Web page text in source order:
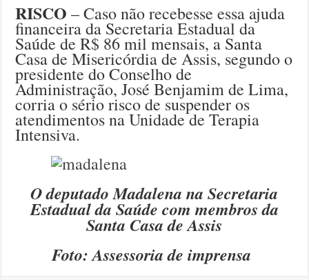
RISCO – Caso não recebesse essa ajuda
financeira da Secretaria Estadual da
Saúde de R$ 86 mil mensais, a Santa
Casa de Misericórdia de Assis, segundo o
presidente do Conselho de
Administração, José Benjamim de Lima,
corria o sério risco de suspender os
atendimentos na Unidade de Terapia
Intensiva.
O deputado Madalena na Secretaria
Estadual da Saúde com membros da
Santa Casa de Assis
Foto: Assessoria de imprensa